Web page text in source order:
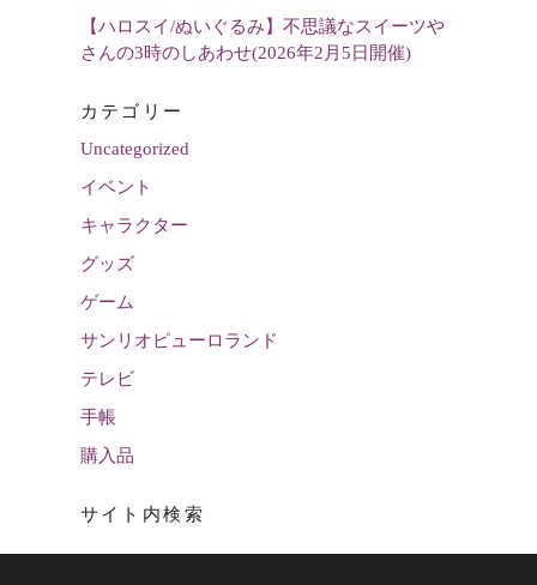
【ハロスイ/ぬいぐるみ】不思議なスイーツや
さんの3時のしあわせ(2026年2月5日開催)
カテゴリー
Uncategorized
イベント
キャラクター
グッズ
ゲーム
サンリオピューロランド
テレビ
手帳
購入品
サイト内検索